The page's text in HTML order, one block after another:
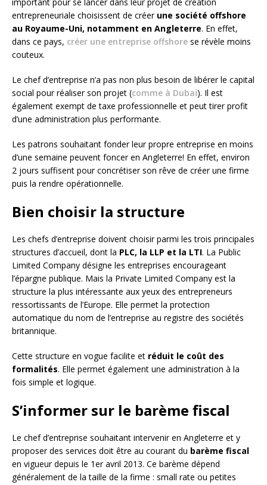
entrepreneuriale choisissent de créer une société offshore
au Royaume-Uni, notamment en Angleterre. En effet,
dans ce pays, créer une entreprise offshore se révèle moins
couteux.
Le chef d’entreprise n’a pas non plus besoin de libérer le capital
social pour réaliser son projet (comme à Dubaï). Il est
également exempt de taxe professionnelle et peut tirer profit
d’une administration plus performante.
Les patrons souhaitant fonder leur propre entreprise en moins
d’une semaine peuvent foncer en Angleterre! En effet, environ
2 jours suffisent pour concrétiser son rêve de créer une firme
puis la rendre opérationnelle.
Bien choisir la structure
Les chefs d’entreprise doivent choisir parmi les trois principales
structures d’accueil, dont la PLC, la LLP et la LTI. La Public
Limited Company désigne les entreprises encourageant
l’épargne publique. Mais la Private Limited Company est la
structure la plus intéressante aux yeux des entrepreneurs
ressortissants de l’Europe. Elle permet la protection
automatique du nom de l’entreprise au registre des sociétés
britannique.
Cette structure en vogue facilite et réduit le coût des
formalités. Elle permet également une administration à la
fois simple et logique.
S’informer sur le barème fiscal
Le chef d’entreprise souhaitant intervenir en Angleterre et y
proposer des services doit être au courant du barème fiscal
en vigueur depuis le 1er avril 2013. Ce barème dépend
généralement de la taille de la firme : small rate ou petites